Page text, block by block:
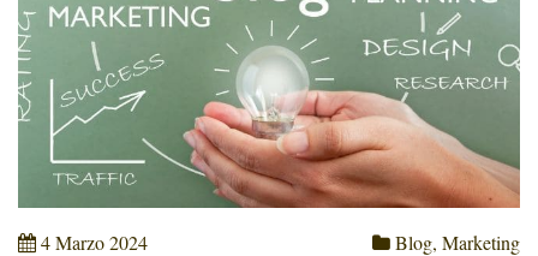
4 Marzo 2024 Blog, Marketing